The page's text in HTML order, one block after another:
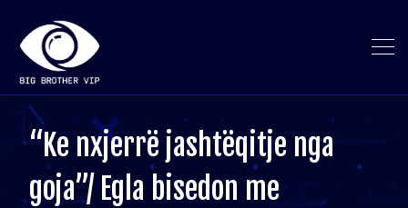
“Ke nxjerrë jashtëqitje nga
goja”/ Egla bisedon me